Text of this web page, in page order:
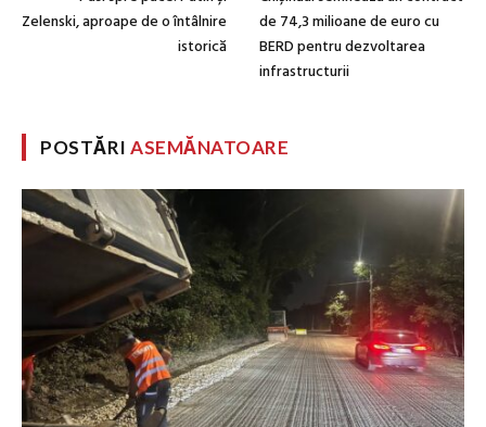
Zelenski, aproape de o întâlnire
istorică
de 74,3 milioane de euro cu
BERD pentru dezvoltarea
infrastructurii
POSTĂRIASEMĂNATOARE